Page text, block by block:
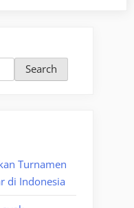
Search
Turnamen
di Indonesia